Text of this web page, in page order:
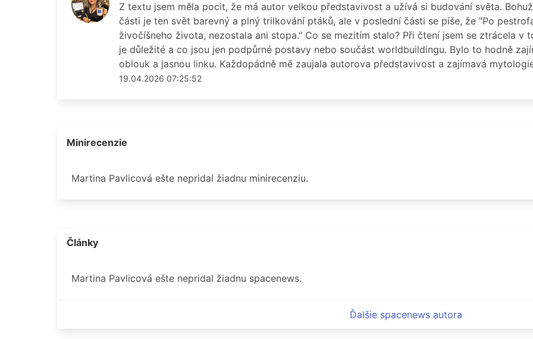
Z textu jsem měla pocit, že má autor velkou představivost a užívá si budování světa.
části je ten svět barevný a plný trilkování ptáků, ale v poslední části se píše, že "Po
živočíšneho života, nezostala ani stopa." Co se mezitím stalo? Při čtení jsem se ztrácela v
je důležité a co jsou jen podpůrné postavy nebo součást worldbuildingu. Bylo to hodně
oblouk a jasnou linku. Každopádně mě zaujala autorova představivost a zajímavá
19.04.2026 07:25:52
Minirecenzie
Martina Pavlicová ešte nepridal žiadnu minirecenziu.
Články
Martina Pavlicová ešte nepridal žiadnu spacenews.
Ďalšie spacenews autora